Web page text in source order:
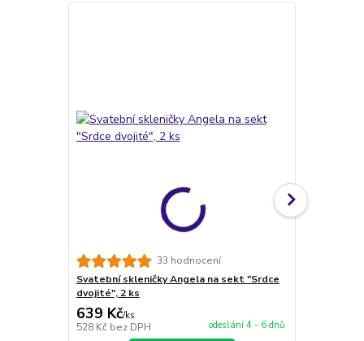
33 hodnocení
Svatební skleničky Angela na sekt "Srdce
dvojité", 2 ks
639 Kč/ks
528 Kč bez DPH odeslání 4 - 6 dnů